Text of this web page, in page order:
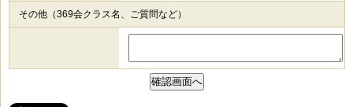
その他（369会クラス名、ご質問など）